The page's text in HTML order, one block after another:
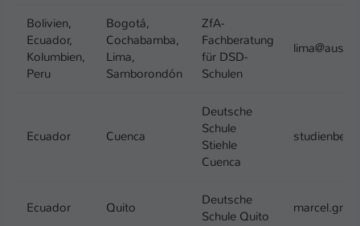
Bolivien,
Ecuador,
Kolumbien,
Peru
Bogotá,
Cochabamba,
Lima,
Samborondón
ZfA-
Fachberatung
für DSD-
Schulen
Ecuador Cuenca
Deutsche
Schule
Stiehle
Cuenca
Ecuador Quito
Deutsche
Schule Quito